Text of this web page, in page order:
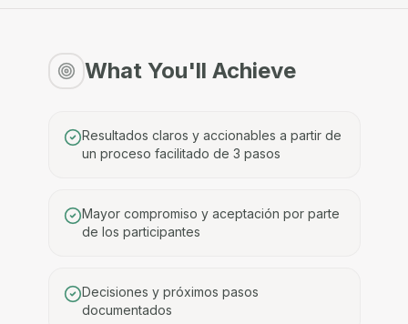
What You'll Achieve
Resultados claros y accionables a partir de
un proceso facilitado de 3 pasos
Mayor compromiso y aceptación por parte
de los participantes
Decisiones y próximos pasos
documentados